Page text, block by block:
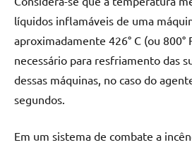
líquidos inflamáveis de uma
aproximadamente 426° C (ou 800°
necessário para resfriamento das
dessas máquinas, no caso do
segundos.
Em um sistema de combate a